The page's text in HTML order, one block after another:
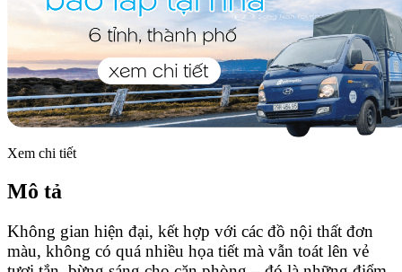
Xem chi tiết
Mô tả
Không gian hiện đại, kết hợp với các đồ nội thất đơn
màu, không có quá nhiều họa tiết mà vẫn toát lên vẻ